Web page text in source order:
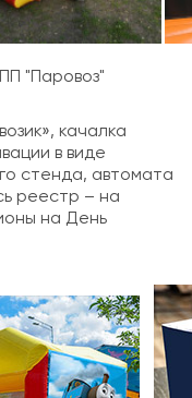
ПП "Паровоз"
качалка
в виде
стенда, автомата
реестр – на
на День